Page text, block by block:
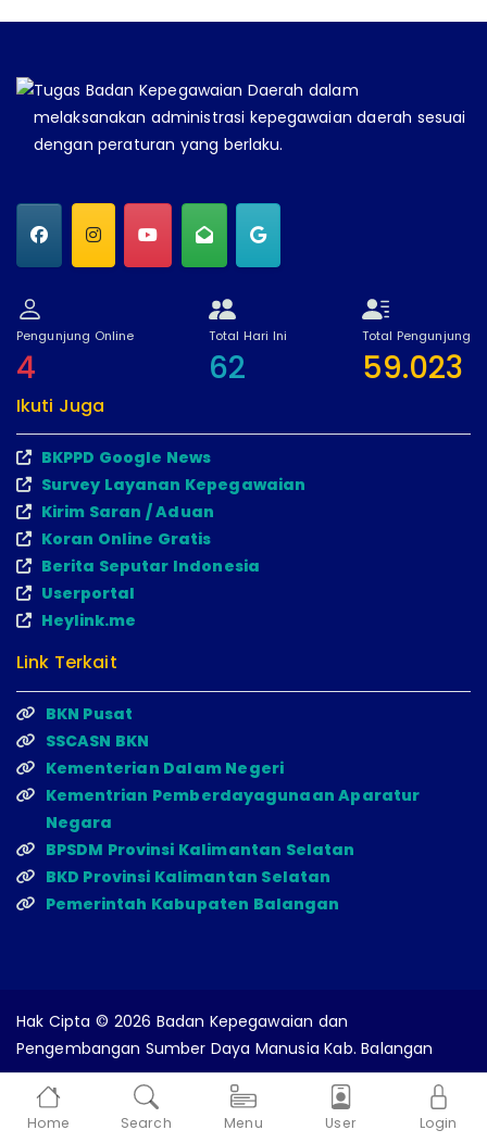
Home Search Menu User Login
Tugas Badan Kepegawaian Daerah dalam
melaksanakan administrasi kepegawaian daerah sesuai
dengan peraturan yang berlaku.
Pengunjung Online
4
Total Hari Ini
62
Total Pengunjung
59.023
Ikuti Juga
BKPPD Google News
Survey Layanan Kepegawaian
Kirim Saran / Aduan
Koran Online Gratis
Berita Seputar Indonesia
Userportal
Heylink.me
Link Terkait
BKN Pusat
SSCASN BKN
Kementerian Dalam Negeri
Kementrian Pemberdayagunaan Aparatur
Negara
BPSDM Provinsi Kalimantan Selatan
BKD Provinsi Kalimantan Selatan
Pemerintah Kabupaten Balangan
Hak Cipta © 2026 Badan Kepegawaian dan
Pengembangan Sumber Daya Manusia Kab. Balangan